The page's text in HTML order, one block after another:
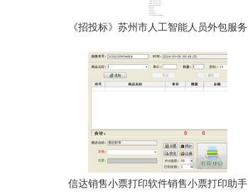
《招投标》苏州市人工智能人员外包服务
信达销售小票打印软件销售小票打印助手